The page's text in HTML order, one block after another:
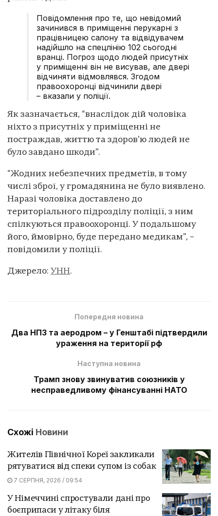
Повідомлення про те, що невідомий
зачинився в приміщенні перукарні з
працівницею салону та відвідувачем
надійшло на спецлінію 102 сьогодні
вранці. Погроз щодо людей присутніх
у приміщенні він не висував, але двері
відчиняти відмовлявся. Згодом
правоохоронці відчинили двері
– вказали у поліції.
Як зазначається, “внаслідок дій чоловіка
ніхто з присутніх у приміщенні не
постраждав, життю та здоров’ю людей не
було завдано шкоди”.
“Жодних небезпечних предметів, в тому
числі зброї, у громадянина не було виявлено.
Наразі чоловіка доставлено до
територіального підрозділу поліції, з ним
спілкуються правоохоронці. У подальшому
його, ймовірно, буде передано медикам”, –
повідомили у поліції.
Джерело: УНН.
Попередня новина
Два НПЗ та аеродром – у Генштабі підтвердили
ураження на території рф
Наступна новина
Трамп знову звинуватив союзників у
несправедливому фінансуванні НАТО
Схожі Новини
Жителів Північної Кореї закликали
рятуватися від спеки супом із собак
7 СЕРПНЯ, 2026 / 09:54
У Німеччині спростували дані про
боєприпаси у літаку біля